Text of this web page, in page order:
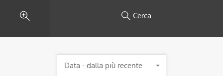
Cerca
Data - dalla più recente